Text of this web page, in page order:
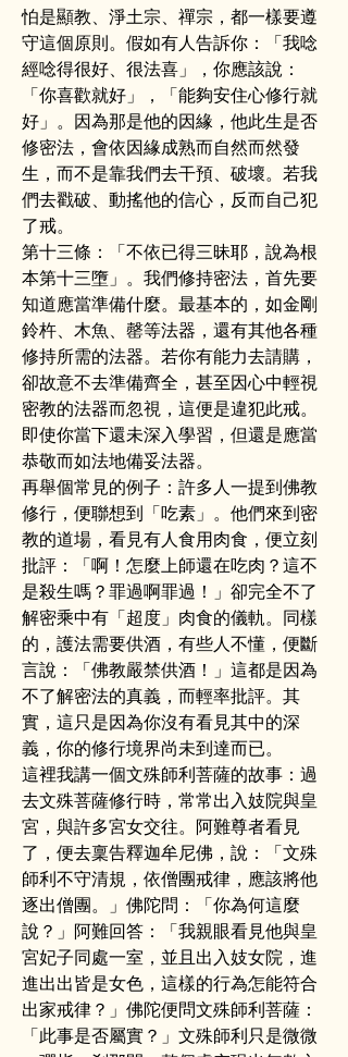
怕是顯教、淨土宗、禪宗，都一樣要遵
守這個原則。假如有人告訴你：「我唸
經唸得很好、很法喜」，你應該說：
「你喜歡就好」，「能夠安住心修行就
好」。因為那是他的因緣，他此生是否
修密法，會依因緣成熟而自然而然發
生，而不是靠我們去干預、破壞。若我
們去戳破、動搖他的信心，反而自己犯
了戒。
第十三條：「不依已得三昧耶，說為根
本第十三墮」。我們修持密法，首先要
知道應當準備什麼。最基本的，如金剛
鈴杵、木魚、罄等法器，還有其他各種
修持所需的法器。若你有能力去請購，
卻故意不去準備齊全，甚至因心中輕視
密教的法器而忽視，這便是違犯此戒。
即使你當下還未深入學習，但還是應當
恭敬而如法地備妥法器。
再舉個常見的例子：許多人一提到佛教
修行，便聯想到「吃素」。他們來到密
教的道場，看見有人食用肉食，便立刻
批評：「啊！怎麼上師還在吃肉？這不
是殺生嗎？罪過啊罪過！」卻完全不了
解密乘中有「超度」肉食的儀軌。同樣
的，護法需要供酒，有些人不懂，便斷
言說：「佛教嚴禁供酒！」這都是因為
不了解密法的真義，而輕率批評。其
實，這只是因為你沒有看見其中的深
義，你的修行境界尚未到達而已。
這裡我講一個文殊師利菩薩的故事：過
去文殊菩薩修行時，常常出入妓院與皇
宮，與許多宮女交往。阿難尊者看見
了，便去稟告釋迦牟尼佛，說：「文殊
師利不守清規，依僧團戒律，應該將他
逐出僧團。」佛陀問：「你為何這麼
說？」阿難回答：「我親眼看見他與皇
宮妃子同處一室，並且出入妓女院，進
進出出皆是女色，這樣的行為怎能符合
出家戒律？」佛陀便問文殊師利菩薩：
「此事是否屬實？」文殊師利只是微微